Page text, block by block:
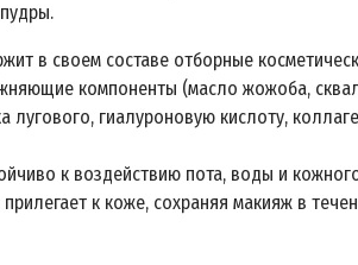
в своем составе отборные
компоненты (масло жожоба,
лугового, гиалуроновую кислоту,
к воздействию пота, воды и
к коже, сохраняя макияж в